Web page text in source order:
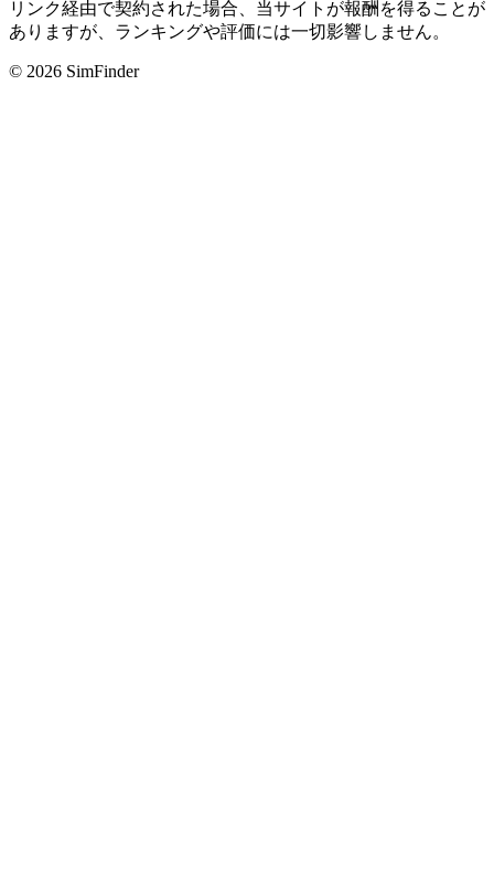
リンク経由で契約された場合、当サイトが報酬を得ることが
ありますが、ランキングや評価には一切影響しません。
© 2026 SimFinder